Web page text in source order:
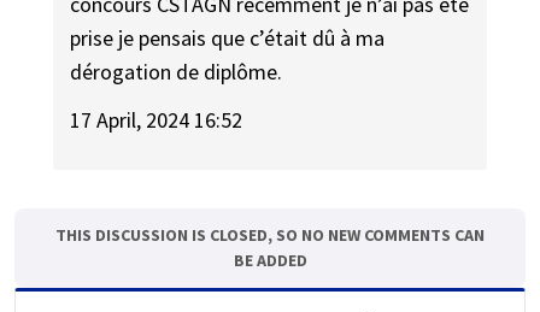
prise je pensais que c’était dû à ma
dérogation de diplôme.
17 April, 2024 16:52
THIS DISCUSSION IS CLOSED, SO NO NEW COMMENTS CAN
BE ADDED